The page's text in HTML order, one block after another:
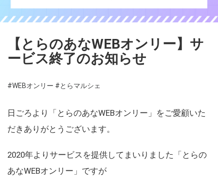
【とらのあなWEBオンリー】サ
ービス終了のお知らせ
#WEBオンリー #とらマルシェ
日ごろより「とらのあなWEBオンリー」をご愛顧いた
だきありがとうございます。
2020年よりサービスを提供してまいりました「とらの
あなWEBオンリー」ですが